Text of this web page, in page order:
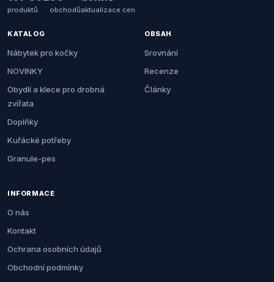
produktů obchodůaktualizace cen
KATALOG
Nábytek pro kočky
NOVINKY
Obydlí a klece pro drobná
zvířata
Doplňky
Kuřácké potřeby
Granule-pes
OBSAH
Srovnání
Recenze
Články
INFORMACE
O nás
Kontakt
Ochrana osobních údajů
Obchodní podmínky